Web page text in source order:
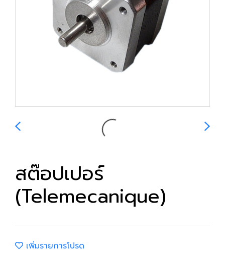
สต๊อปเปอร์
(Telemecanique)
เพิ่มรายการโปรด